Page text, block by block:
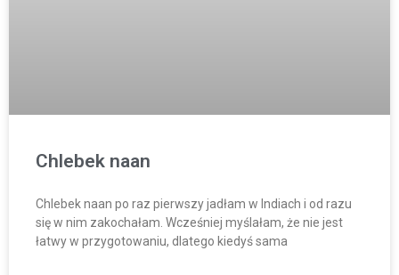
Chlebek naan
Chlebek naan po raz pierwszy jadłam w Indiach i od razu
się w nim zakochałam. Wcześniej myślałam, że nie jest
łatwy w przygotowaniu, dlatego kiedyś sama